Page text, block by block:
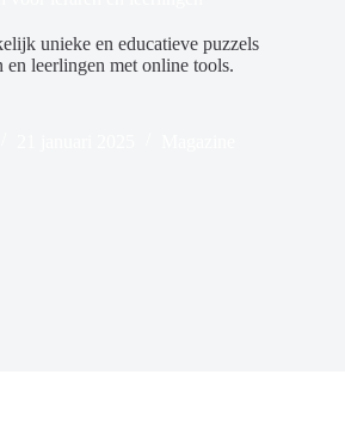
unieke en educatieve puzzels
en leerlingen met online tools.